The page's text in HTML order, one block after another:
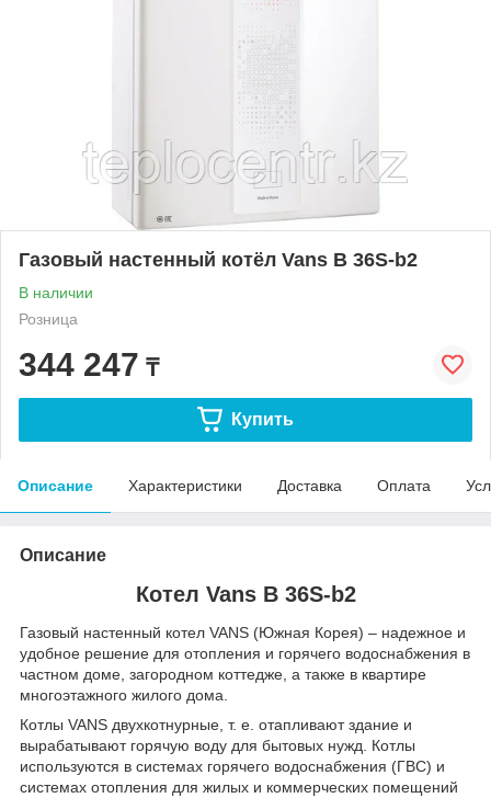
Газовый настенный котёл Vans B 36S-b2
В наличии
Розница
344 247 ₸
Купить
Описание Характеристики Доставка Оплата
Описание
Котел Vans B 36S-b2
Газовый настенный котел VANS (Южная Корея) – надежное и
удобное решение для отопления и горячего водоснабжения в
частном доме, загородном коттедже, а также в квартире
многоэтажного жилого дома.
Котлы VANS двухкотнурные, т. е. отапливают здание и
вырабатывают горячую воду для бытовых нужд. Котлы
используются в системах горячего водоснабжения (ГВС) и
системах отопления для жилых и коммерческих помещений